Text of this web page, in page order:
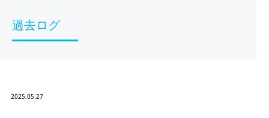
過去ログ
2025.05.27